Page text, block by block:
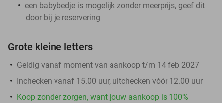
een babybedje is mogelijk zonder meerprijs, geef dit
door bij je reservering
Grote kleine letters
Geldig vanaf moment van aankoop t/m 14 feb 2027
Inchecken vanaf 15.00 uur, uitchecken vóór 12.00 uur
Koop zonder zorgen, want jouw aankoop is 100%